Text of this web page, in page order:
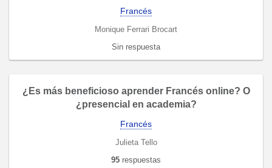
Francés
Monique Ferrari Brocart
Sin respuesta
¿Es más beneficioso aprender Francés online? O
¿presencial en academia?
Francés
Julieta Tello
95 respuestas